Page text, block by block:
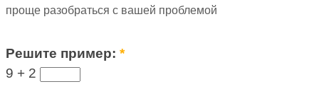
проще разобраться с вашей проблемой
Решите пример:*
9 + 2